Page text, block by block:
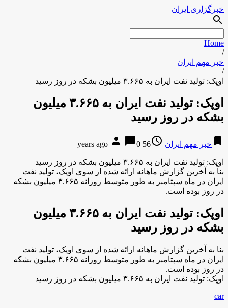
خبرگزاری ایران
search
Home
/
خبر مهم ایران
/
اوپک: تولید نفت ایران به ۳.۶۶۵ میلیون بشکه در روز رسید
اوپک: تولید نفت ایران به ۳.۶۶۵ میلیون
بشکه در روز رسید
bookmark خبر مهم ایران access_time
56 years ago
person chat_bubble0
اوپک: تولید نفت ایران به ۳.۶۶۵ میلیون بشکه در روز رسید
بنا به آخرین گزارش ماهانه ارائه شده از سوی اوپک، تولید نفت
ایران در ماه سپتامبر به طور متوسط روزانه ۳.۶۶۵ میلیون بشکه
در روز بوده است.
اوپک: تولید نفت ایران به ۳.۶۶۵ میلیون
بشکه در روز رسید
بنا به آخرین گزارش ماهانه ارائه شده از سوی اوپک، تولید نفت
ایران در ماه سپتامبر به طور متوسط روزانه ۳.۶۶۵ میلیون بشکه
در روز بوده است.
اوپک: تولید نفت ایران به ۳.۶۶۵ میلیون بشکه در روز رسید
car